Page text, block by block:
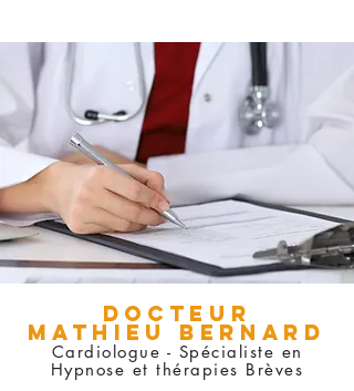
Docteur
MATHIEU BERNARD
Cardiologue - Spécialiste en
Hypnose et thérapies Brèves